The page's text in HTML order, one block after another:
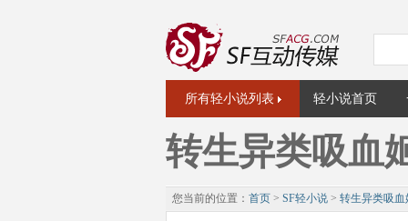
所有轻小说列表 轻小说首页
转生异类吸血
您当前的位置： 首页 > SF轻小说 > 转生异类吸